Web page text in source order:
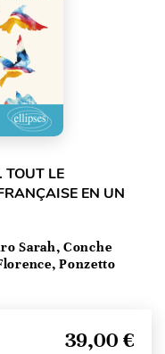
TOUT LE
EN UN
Sarah, Conche
Ponzetto
39,00 €